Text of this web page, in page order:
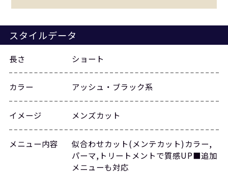
スタイルデータ
長さ ショート
カラー アッシュ・ブラック系
イメージ メンズカット
メニュー内容
似合わせカット(メンテカット)カラー,
パーマ,トリートメントで質感UP■追加
メニューも対応